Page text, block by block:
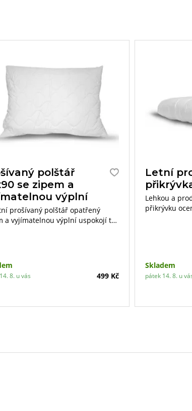
polštář
se zipem a
výplní
prošívaný polštář opatřený
a vyjímatelnou výplní uspokojí ty
8. u vás 499 Kč
Letní
Lehkou a
přikrývku
Skladem
pátek 14. 8. u